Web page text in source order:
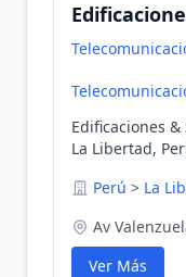
Edificaciones &
La Libertad,
Perú > La
Av
Ver Más